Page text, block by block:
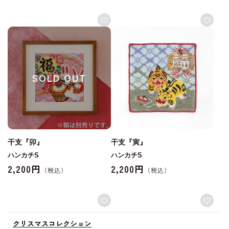
SOLD OUT
干支『卯』
ハンカチS
2,200円
干支『寅』
ハンカチS
2,200円
クリスマスコレクション